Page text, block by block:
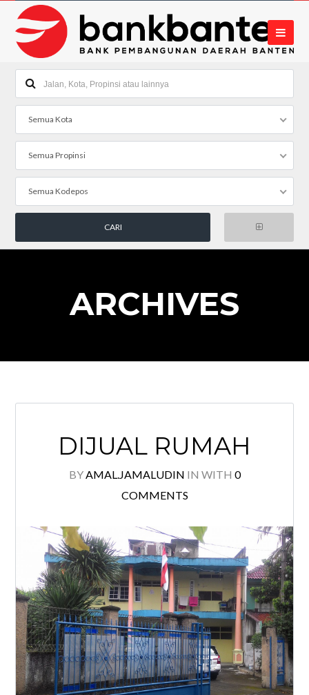
Semua Kota
Semua Propinsi
Semua Kodepos
ARCHIVES
DIJUAL RUMAH
BYAMAL.JAMALUDIN IN WITH 0
COMMENTS